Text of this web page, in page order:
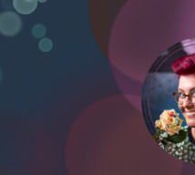
Naar
inhoud
Zoeken